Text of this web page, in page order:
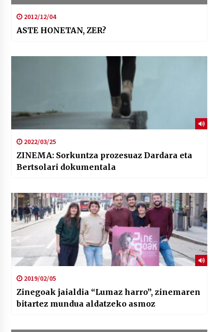
2012/12/04
ASTE HONETAN, ZER?
2022/03/25
ZINEMA: Sorkuntza prozesuaz Dardara eta
Bertsolari dokumentala
2019/02/05
Zinegoak jaialdia “Lumaz harro”, zinemaren
bitartez mundua aldatzeko asmoz